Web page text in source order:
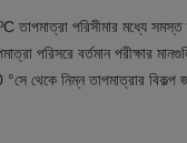
পরিসীমার মধ্যে সমস্ত
বর্তমান পরীক্ষার
থেকে নিম্ন তাপমাত্রার